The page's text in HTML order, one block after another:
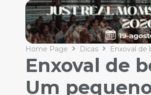
Home Page Dicas Enxoval de
Enxoval de
Um